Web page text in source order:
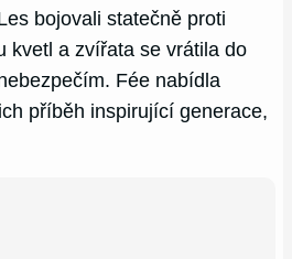
bojovali statečně proti
kvetl a zvířata se vrátila do
Fée nabídla
příběh inspirující generace,